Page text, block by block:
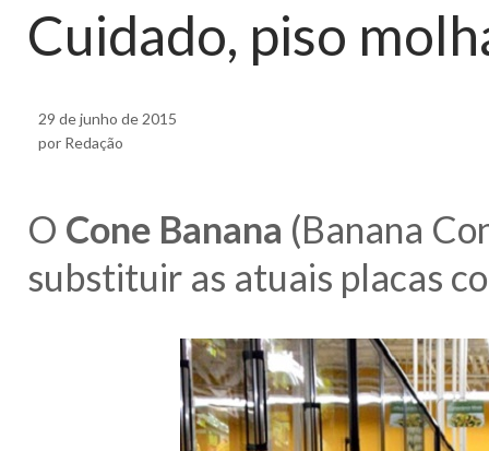
Cuidado, piso
29 de junho de 2015
por Redação
O Cone Banana (Banana
substituir as atuais placas